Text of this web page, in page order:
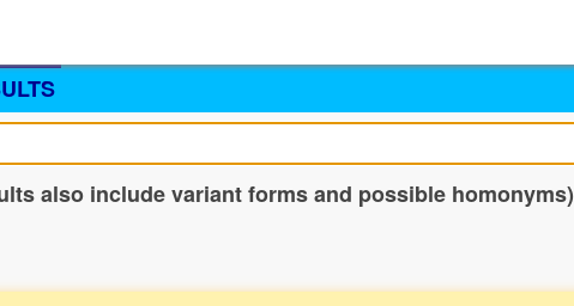
also include variant forms and possible homonyms)